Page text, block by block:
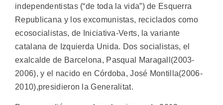
independentistas (“de toda la vida”) de Esquerra
Republicana y los excomunistas, reciclados como
ecosocialistas, de Iniciativa-Verts, la variante
catalana de Izquierda Unida. Dos socialistas, el
exalcalde de Barcelona, Pasqual Maragall(2003-
2006), y el nacido en Córdoba, José Montilla(2006-
2010),presidieron la Generalitat.